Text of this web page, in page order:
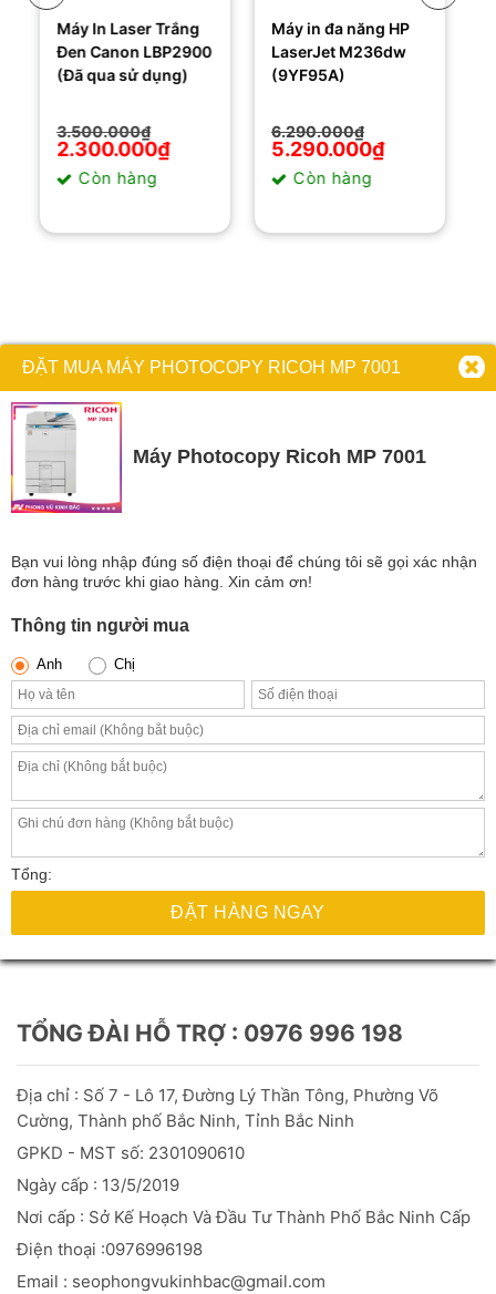
Máy In Laser Trắng
Đen Canon LBP2900
(Đã qua sử dụng)
3.500.000₫
Giá
gốc
là:
3.500.000₫.
2.300.000₫
Giá
hiện
tại
là: Còn hàng
Máy in đa năng HP
LaserJet M236dw
(9YF95A)
6.290.000₫
Giá
gốc
là:
6.290.000₫.
5.290.000₫
Giá
hiện
tại
là: Còn hàng
ĐẶT MUA MÁY PHOTOCOPY RICOH MP 7001
Máy Photocopy Ricoh MP 7001
Bạn vui lòng nhập đúng số điện thoại để chúng tôi sẽ gọi xác nhận
đơn hàng trước khi giao hàng. Xin cảm ơn!
Thông tin người mua
Anh Chị
Tổng:
ĐẶT HÀNG NGAY
TỔNG ĐÀI HỖ TRỢ : 0976 996 198
Địa chỉ : Số 7 - Lô 17, Đường Lý Thần Tông, Phường Võ
Cường, Thành phố Bắc Ninh, Tỉnh Bắc Ninh
GPKD - MST số: 2301090610
Ngày cấp : 13/5/2019
Nơi cấp : Sở Kế Hoạch Và Đầu TưThành Phố Bắc Ninh Cấp
Điện thoại :0976996198
Email : seophongvukinhbac@gmail.com